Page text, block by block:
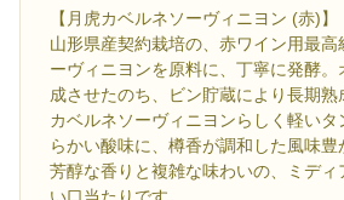
【月虎カベルネソーヴィニヨン (赤)】
山形県産契約栽培の、赤ワイン用最高
ーヴィニヨンを原料に、丁寧に発酵
成させたのち、ビン貯蔵により長期熟
カベルネソーヴィニヨンらしく軽い
らかい酸味に、樽香が調和した風味豊
芳醇な香りと複雑な味わいの、ミディ
い口当たりです。